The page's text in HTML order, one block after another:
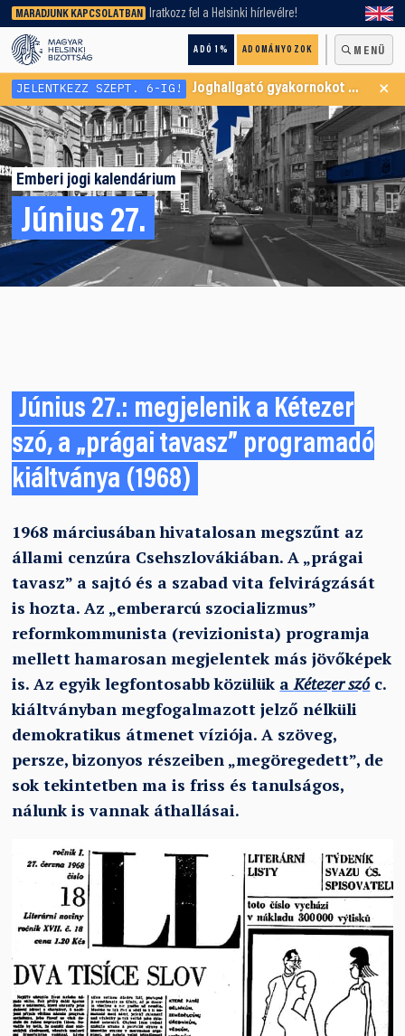
MARADJUNK KAPCSOLATBAN Iratkozz fel a Helsinki hírlevélre!
ADÓ 1% ADOMÁNYOZOK MENÜ
keresőnket!
JELENTKEZZ SZEPT. 6-IG! Joghallgató gyakornokot keresünk Menekültügyi Programunkba ×
Emberi jogi kalendárium
Június 27.
Június 27.: megjelenik a Kétezer
szó, a „prágai tavasz” programadó
kiáltványa (1968)
1968 márciusában hivatalosan megszűnt az
állami cenzúra Csehszlovákiában. A „prágai
tavasz” a sajtó és a szabad vita felvirágzását
is hozta. Az „emberarcú szocializmus”
reformkommunista (revizionista) programja
mellett hamarosan megjelentek más jövőképek
is. Az egyik legfontosabb közülük aKétezer szóc.
kiáltványban megfogalmazott jelző nélküli
demokratikus átmenet víziója. A szöveg,
persze, bizonyos részeiben „megöregedett”, de
sok tekintetben ma is friss és tanulságos,
nálunk is vannak áthallásai.